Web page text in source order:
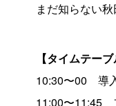
まだ知らない
【タイムテー
10:30〜00 導
11:00〜11:45